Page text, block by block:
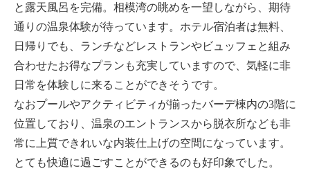
と露天風呂を完備。相模湾の眺めを一望しながら、期待
通りの温泉体験が待っています。ホテル宿泊者は無料、
日帰りでも、ランチなどレストランやビュッフェと組み
合わせたお得なプランも充実していますので、気軽に非
日常を体験しに来ることができそうです。
なおプールやアクティビティが揃ったバーデ棟内の3階に
位置しており、温泉のエントランスから脱衣所なども非
常に上質できれいな内装仕上げの空間になっています。
とても快適に過ごすことができるのも好印象でした。